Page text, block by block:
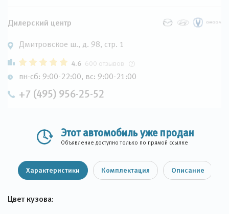
Дилерский центр
Дмитровское ш., д. 98, стр. 1
4.6 600 отзывов
пн-сб: 9:00-22:00, вс: 9:00-21:00
+7 (495) 956-25-52
Этот автомобиль уже продан
Объявление доступно только по прямой ссылке
Характеристики Комплектация Описание
Цвет кузова: